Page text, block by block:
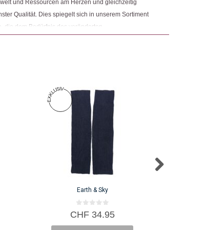
und Ressourcen am Herzen und gleichzeitig
Qualität. Dies spiegelt sich in unserem Sortiment
die dem Bedürfnis des veränderten
sowie der Modernisierung von Fair Trade und
Earth & Sky
0
v
CHF34.95